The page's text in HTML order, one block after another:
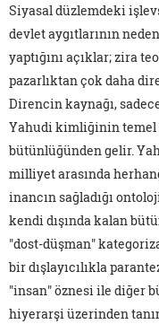
Siyasal düzlemdeki
devlet aygıtlarının
yaptığını açıklar; zira
pazarlıktan çok daha
Direncin kaynağı,
Yahudi kimliğinin temel
bütünlüğünden gelir.
milliyet arasında
inancın sağladığı
kendi dışında kalan
"dost-düşman"
bir dışlayıcılıkla
"insan" öznesi ile diğer
hiyerarşi üzerinden